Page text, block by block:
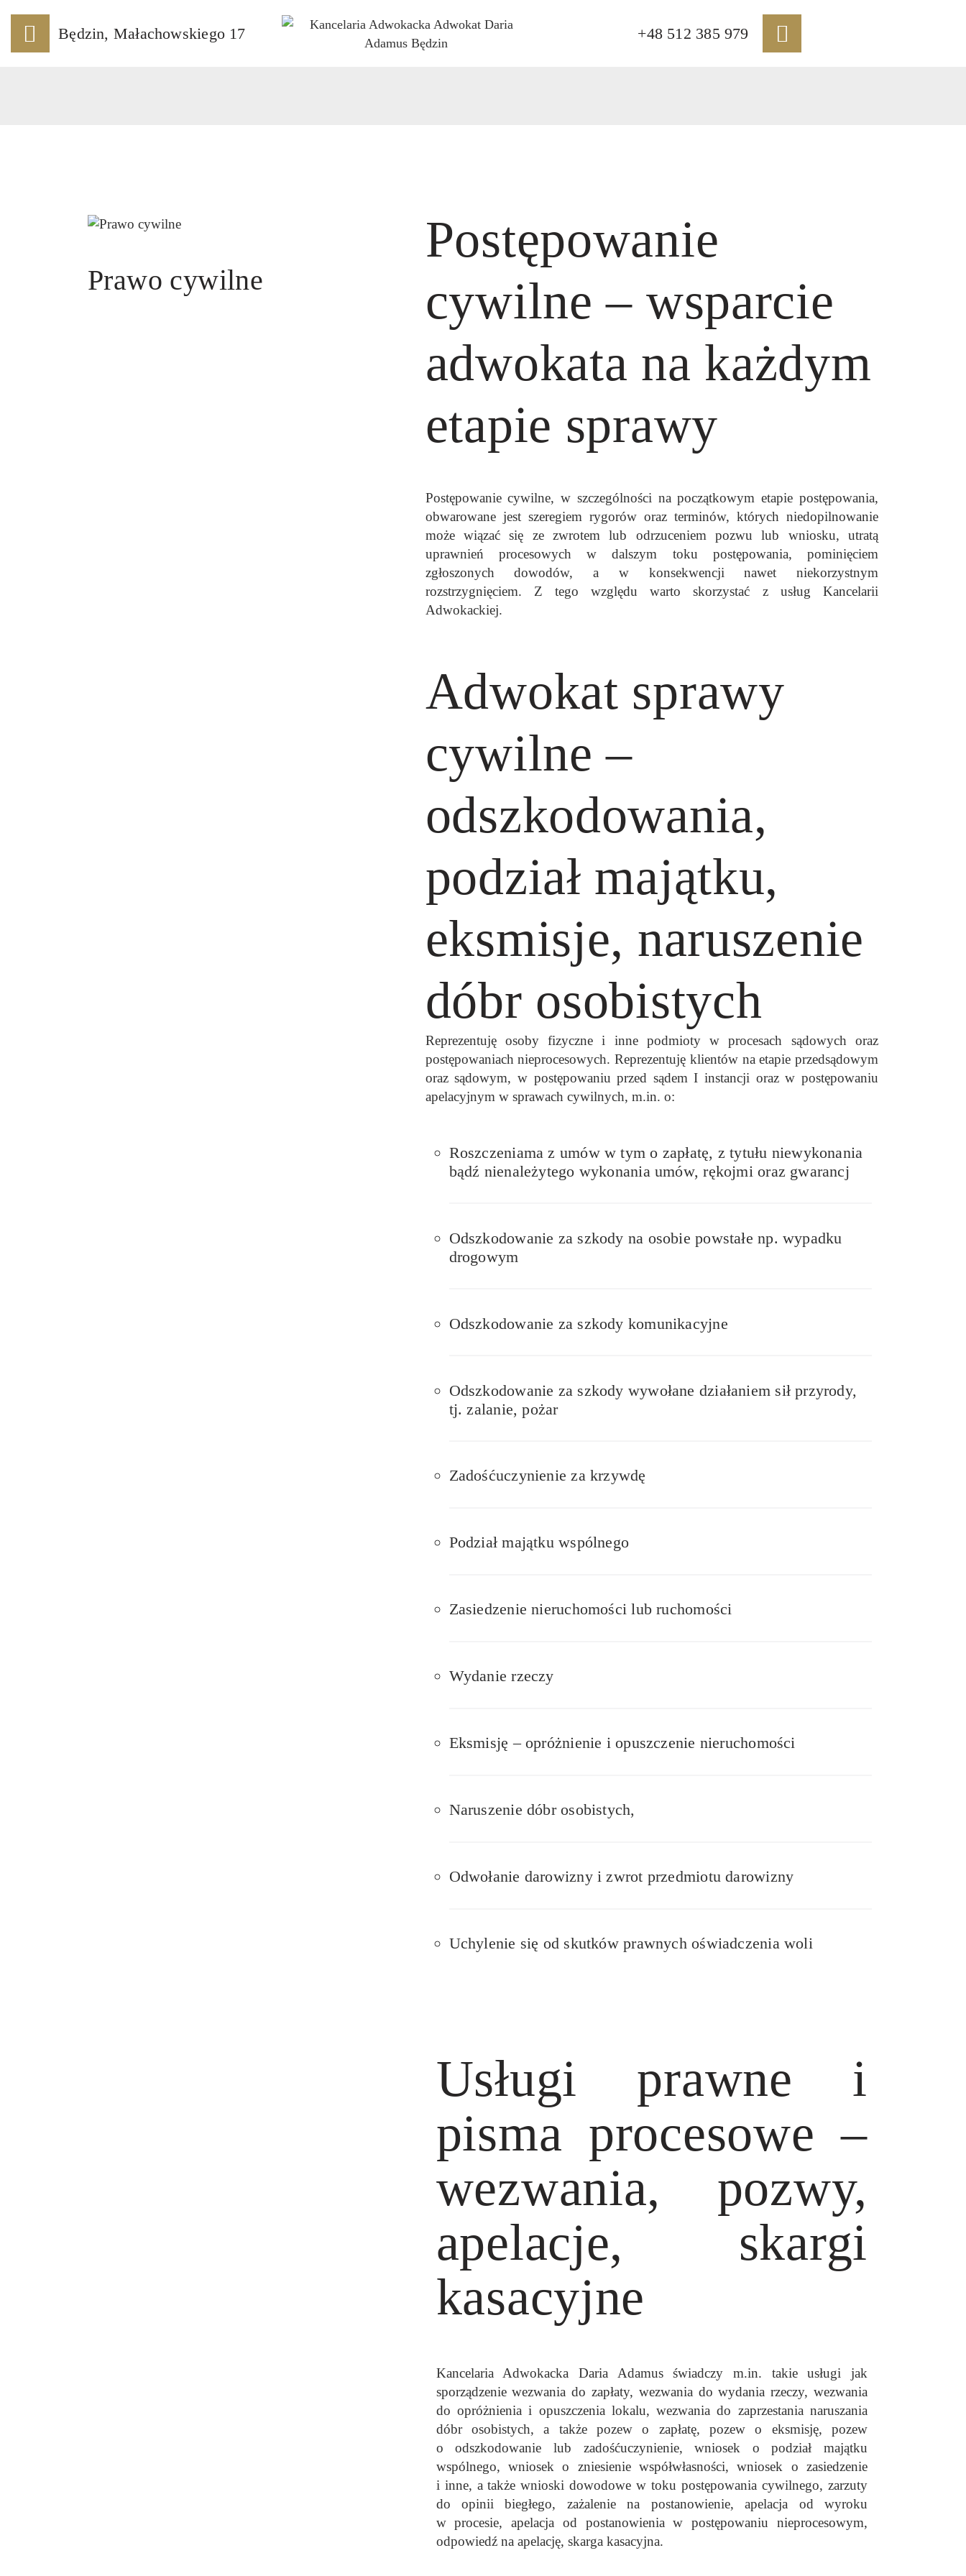
Będzin, Małachowskiego 17 +48 512 385 979
STRONA GŁÓWNA
O KANCELARII
Prawo cywilne
Postępowanie
cywilne – wsparcie
adwokata na każdym
etapie sprawy
Postępowanie cywilne, w szczególności na początkowym etapie postępowania,
obwarowane jest szeregiem rygorów oraz terminów, których niedopilnowanie
może wiązać się ze zwrotem lub odrzuceniem pozwu lub wniosku, utratą
uprawnień procesowych w dalszym toku postępowania, pominięciem
zgłoszonych dowodów, a w konsekwencji nawet niekorzystnym
rozstrzygnięciem. Z tego względu warto skorzystać z usług Kancelarii
Adwokackiej.
Adwokat sprawy
cywilne –
odszkodowania,
podział majątku,
eksmisje, naruszenie
dóbr osobistych
Reprezentuję osoby fizyczne i inne podmioty w procesach sądowych oraz
postępowaniach nieprocesowych. Reprezentuję klientów na etapie przedsądowym
oraz sądowym, w postępowaniu przed sądem I instancji oraz w postępowaniu
apelacyjnym w sprawach cywilnych, m.in. o:
Roszczeniama z umów w tym o zapłatę, z tytułu niewykonania
bądź nienależytego wykonania umów, rękojmi oraz gwarancj
Odszkodowanie za szkody na osobie powstałe np. wypadku
drogowym
Odszkodowanie za szkody komunikacyjne
Odszkodowanie za szkody wywołane działaniem sił przyrody,
tj. zalanie, pożar
Zadośćuczynienie za krzywdę
Podział majątku wspólnego
Zasiedzenie nieruchomości lub ruchomości
Wydanie rzeczy
Eksmisję – opróżnienie i opuszczenie nieruchomości
Naruszenie dóbr osobistych,
Odwołanie darowizny i zwrot przedmiotu darowizny
Uchylenie się od skutków prawnych oświadczenia woli
Usługi prawne i
pisma procesowe –
wezwania, pozwy,
apelacje, skargi
kasacyjne
Kancelaria Adwokacka Daria Adamus świadczy m.in. takie usługi jak
sporządzenie wezwania do zapłaty, wezwania do wydania rzeczy, wezwania
do opróżnienia i opuszczenia lokalu, wezwania do zaprzestania naruszania
dóbr osobistych, a także pozew o zapłatę, pozew o eksmisję, pozew
o odszkodowanie lub zadośćuczynienie, wniosek o podział majątku
wspólnego, wniosek o zniesienie współwłasności, wniosek o zasiedzenie
i inne, a także wnioski dowodowe w toku postępowania cywilnego, zarzuty
do opinii biegłego, zażalenie na postanowienie, apelacja od wyroku
w procesie, apelacja od postanowienia w postępowaniu nieprocesowym,
odpowiedź na apelację, skarga kasacyjna.